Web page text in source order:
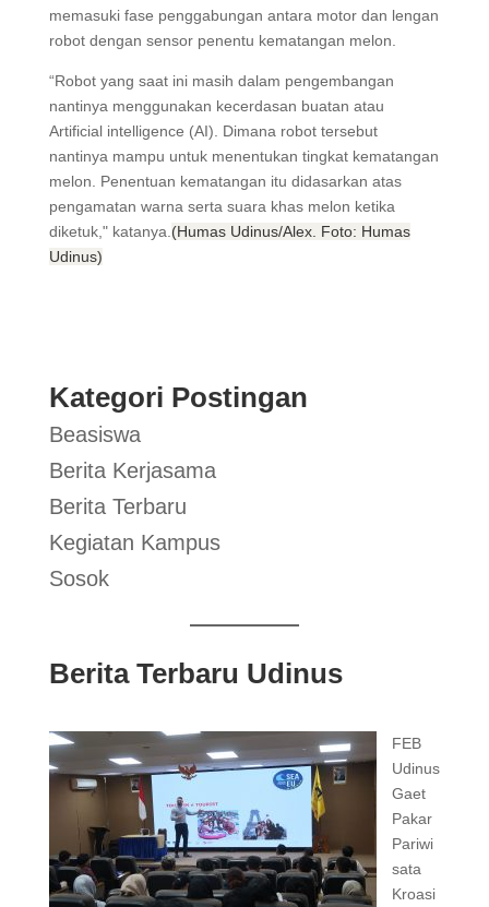
memasuki fase penggabungan antara motor dan lengan
robot dengan sensor penentu kematangan melon.
“Robot yang saat ini masih dalam pengembangan
nantinya menggunakan kecerdasan buatan atau
Artificial intelligence (AI). Dimana robot tersebut
nantinya mampu untuk menentukan tingkat kematangan
melon. Penentuan kematangan itu didasarkan atas
pengamatan warna serta suara khas melon ketika
diketuk," katanya. (Humas Udinus/Alex. Foto: Humas
Udinus)
Kategori Postingan
Beasiswa
Berita Kerjasama
Berita Terbaru
Kegiatan Kampus
Sosok
Berita Terbaru Udinus
FEB
Udinus
Gaet
Pakar
Pariwi
sata
Kroasi